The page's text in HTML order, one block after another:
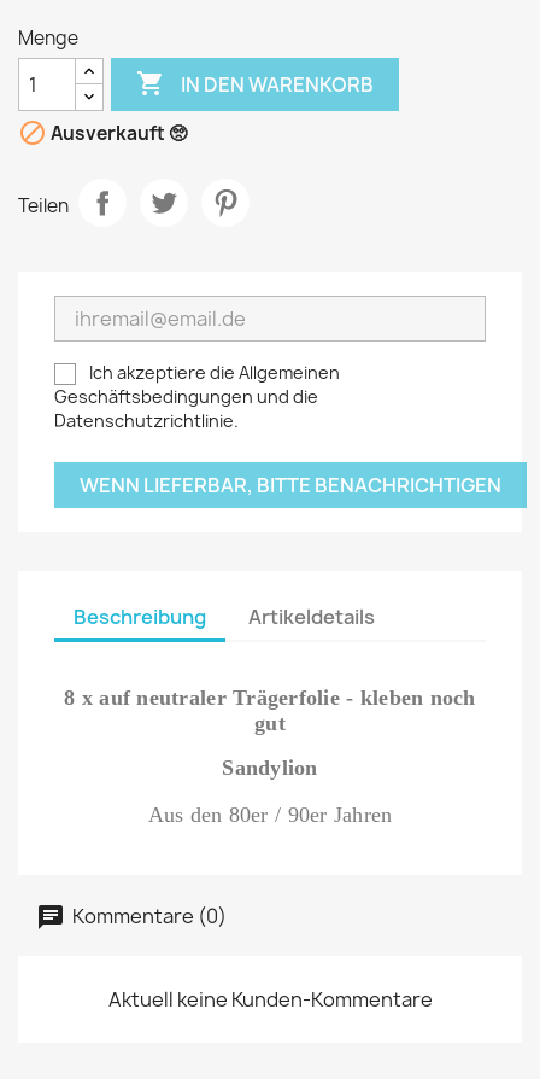
Menge
 IN DEN WARENKORB
 Ausverkauft 🥺
Teilen
Ich akzeptiere die Allgemeinen
Geschäftsbedingungen und die
Datenschutzrichtlinie.
WENN LIEFERBAR, BITTE BENACHRICHTIGEN
Beschreibung Artikeldetails
8 x auf neutraler Trägerfolie - kleben noch
gut
Sandylion
Aus den 80er / 90er Jahren
Kommentare (0)
Aktuell keine Kunden-Kommentare